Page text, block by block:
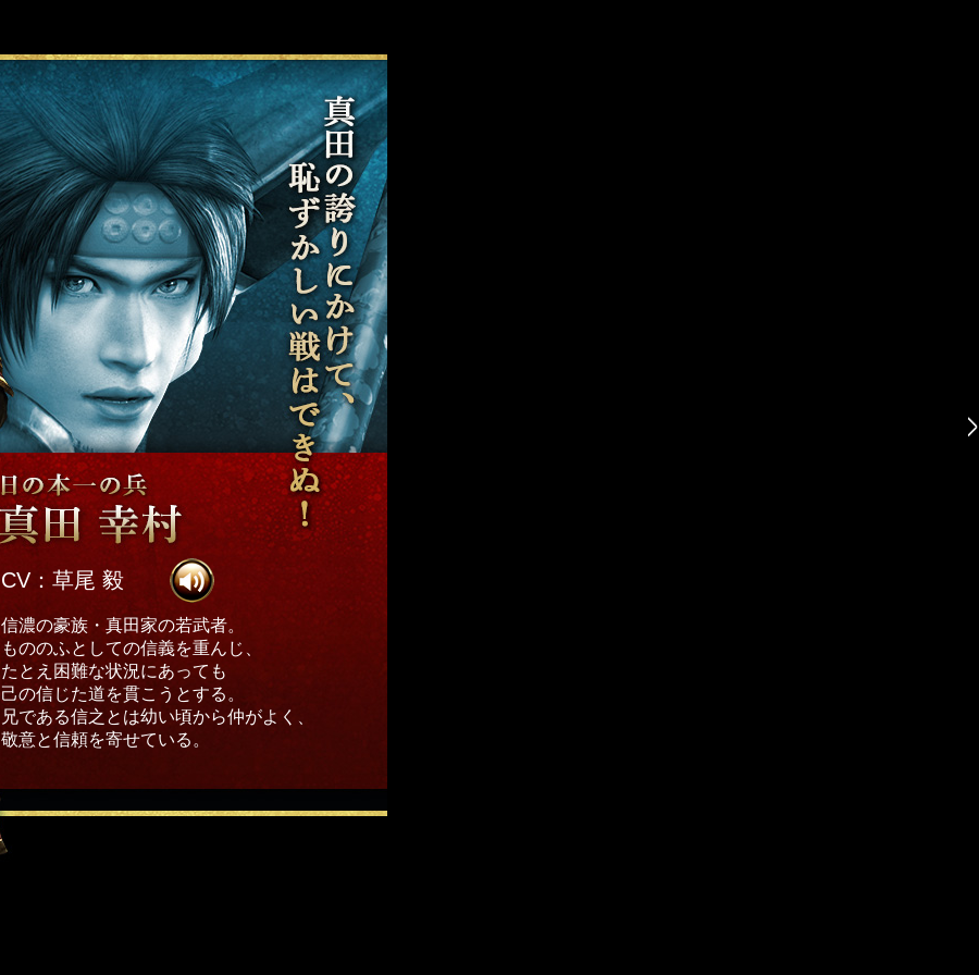
CV：草尾 毅
信濃の豪族・真田家の若武者。
もののふとしての信義を重んじ、
たとえ困難な状況にあっても
己の信じた道を貫こうとする。
兄である信之とは幼い頃から仲がよく、
敬意と信頼を寄せている。